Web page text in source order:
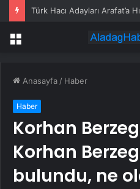
Türk Hacı Adayları Arafat’a
Menü
Anasayfa / Haber
Haber
Korhan
Korhan
bulundu, ne